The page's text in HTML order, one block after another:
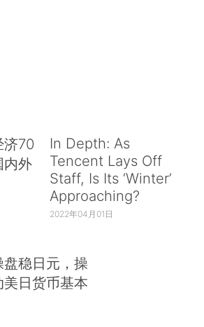
济70
内外
In Depth: As
Tencent Lays Off
Staff, Is Its ‘Winter’
Approaching?
2022年04月01日
稳日元，操
日货币基本